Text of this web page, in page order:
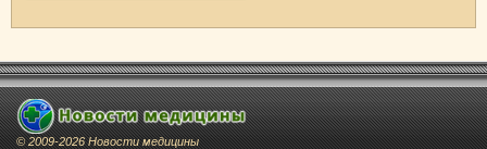
© 2009-2026 Новости медицины